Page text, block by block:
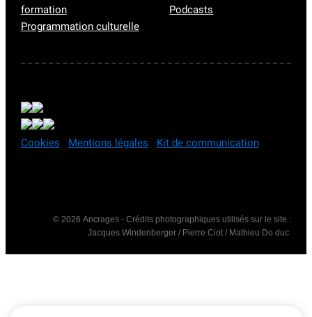
formation
Programmation culturelle
Podcasts
Cookies Mentions légales Kit de communication
© 2026 Ancrages - Crédits photographiques utilisés sur le site :
Jacques Windenberger / Pierre Ciot / Mathieu Do duc